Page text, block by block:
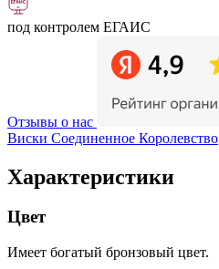
под контролем ЕГАИС
Отзывы о нас
Виски Соединенное Королевство
Характеристики
Цвет
Имеет богатый бронзовый цвет.